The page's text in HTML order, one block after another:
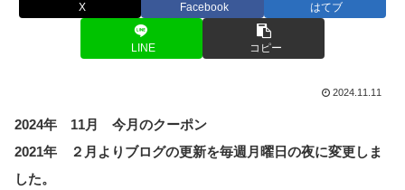
X Facebook はてブ
LINE コピー
2024.11.11
2024年 11月 今月のクーポン
2021年 ２月よりブログの更新を毎週月曜日の夜に変更しま
した。